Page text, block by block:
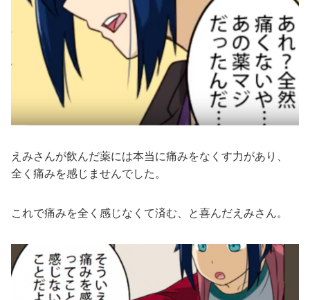
えみさんが飲んだ薬には本当に痛みをなくす力があり、
全く痛みを感じませんでした。
これで痛みを全く感じなくて済む、と喜んだえみさん。